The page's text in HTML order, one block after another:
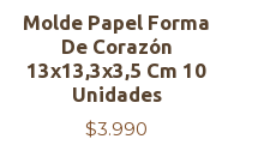
Molde Papel Forma
De Corazón
13x13,3x3,5 Cm 10
Unidades
$3.990